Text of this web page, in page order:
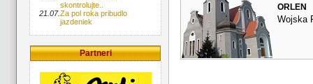
skontrolujte..
21.07.Za pol roka pribudlo
jazdeniek
Partneri
ORLEN
Wojska